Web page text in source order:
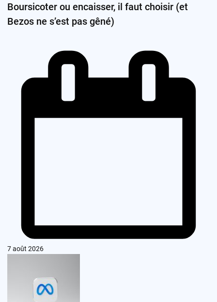
Boursicoter ou encaisser, il faut choisir (et
Bezos ne s’est pas gêné)
7 août 2026